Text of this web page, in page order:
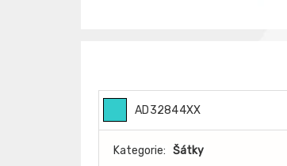
AD32844XX
Kategorie: Šátky